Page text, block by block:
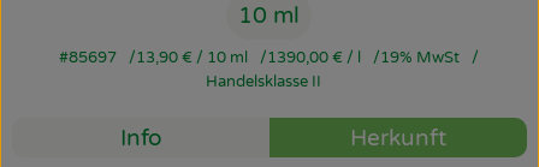
So geht’s
10 ml
#85697 13,90 € / 10 ml 1390,00 € / l
19% MwSt
Handelsklasse II
Info Herkunft